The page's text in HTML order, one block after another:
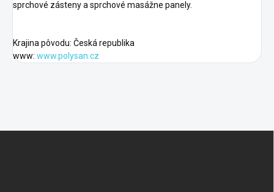
sprchové zásteny a sprchové masážne panely.
Krajina pôvodu: Česká republika
www: www.polysan.cz